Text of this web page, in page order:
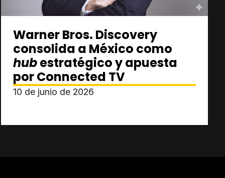
Warner Bros. Discovery
consolida a México como
hubestratégico y apuesta
por Connected TV
10 de junio de 2026